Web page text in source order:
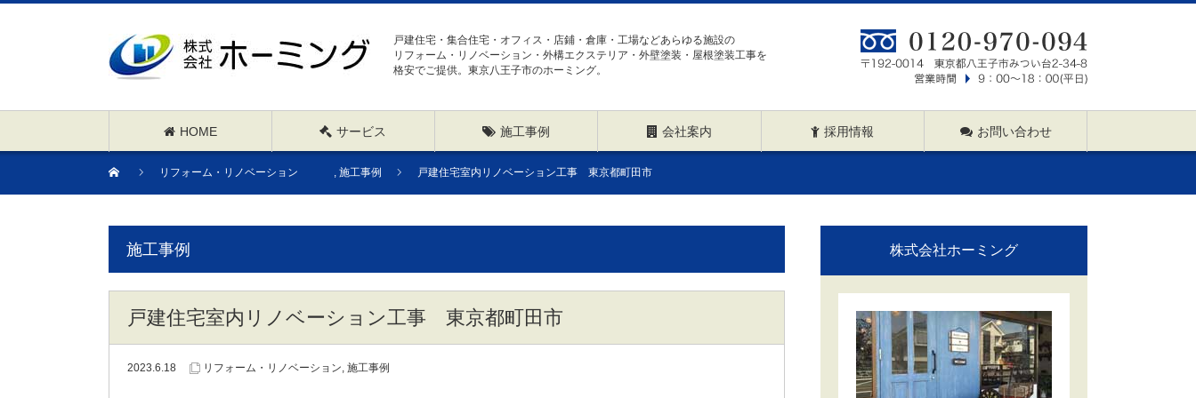
戸建住宅・集合住宅・オフィス・店鋪・倉庫・工場などあらゆる施設の
リフォーム・リノベーション・外構エクステリア・外壁塗装・屋根塗装工事を
格安でご提供。東京八王子市のホーミング。
HOME サービス 施工事例 会社案内 採用情報 お問い合わせ
リフォーム・リノベーション , 施工事例 戸建住宅室内リノベーション工事 東京都町田市
施工事例
戸建住宅室内リノベーション工事 東京都町田市
2023.6.18 リフォーム・リノベーション, 施工事例
株式会社ホーミング